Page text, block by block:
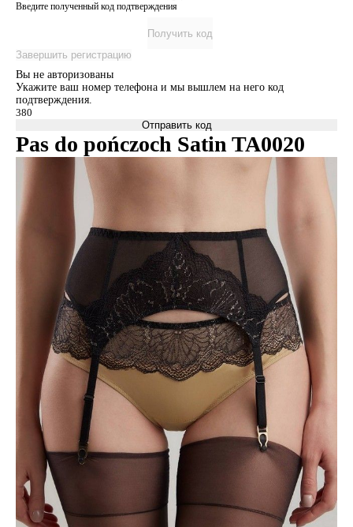
Введите полученный код подтверждения
Получить код
Завершить регистрацию
Вы не авторизованы
Укажите ваш номер телефона и мы вышлем на него код
подтверждения.
Отправить код
Pas do pończoch Satin TA0020